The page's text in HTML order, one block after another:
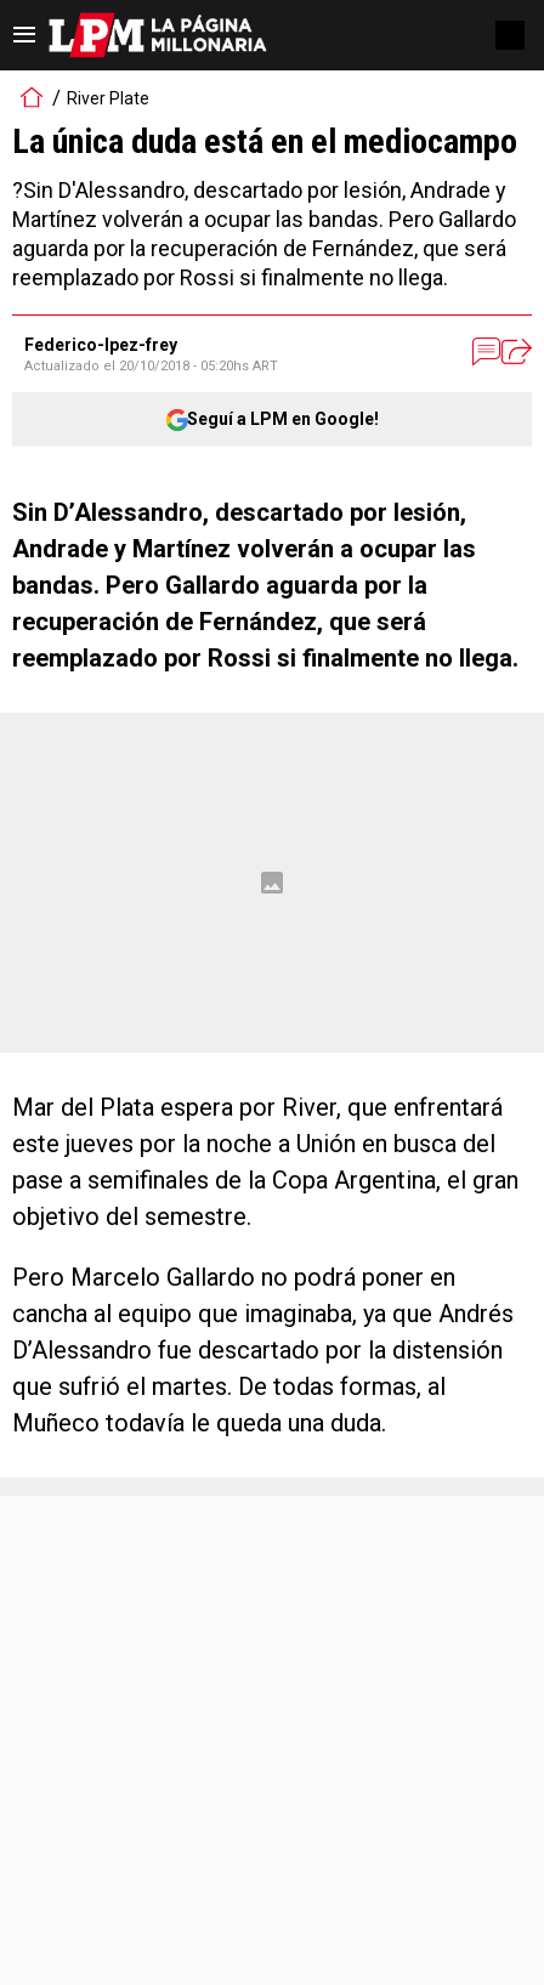
River Plate
La única duda está en el mediocampo
?Sin D'Alessandro, descartado por lesión, Andrade y
Martínez volverán a ocupar las bandas. Pero Gallardo
aguarda por la recuperación de Fernández, que será
reemplazado por Rossi si finalmente no llega.
Federico-lpez-frey
Actualizado el 20/10/2018 - 05:20hs ART
Seguí a LPM en Google!
Sin D’Alessandro, descartado por lesión,
Andrade y Martínez volverán a ocupar las
bandas. Pero Gallardo aguarda por la
recuperación de Fernández, que será
reemplazado por Rossi si finalmente no llega.
Mar del Plata espera por River, que enfrentará
este jueves por la noche a Unión en busca del
pase a semifinales de la Copa Argentina, el gran
objetivo del semestre.
Pero Marcelo Gallardo no podrá poner en
cancha al equipo que imaginaba, ya que Andrés
D’Alessandro fue descartado por la distensión
que sufrió el martes. De todas formas, al
Muñeco todavía le queda una duda.